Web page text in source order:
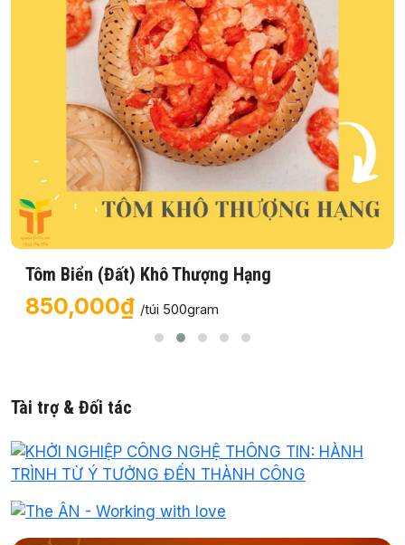
Tôm Biển (Đất) Khô Thượng Hạng
850,000₫ /túi 500gram
Tài trợ & Đối tác